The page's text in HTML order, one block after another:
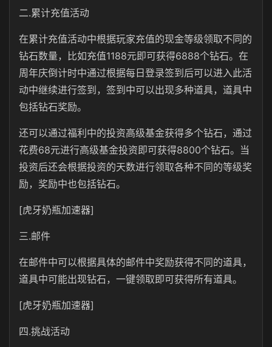
二.累计充值活动
在累计充值活动中根据玩家充值的现金等级领取不同的
钻石数量，比如充值1188元即可获得6888个钻石。在
周年庆倒计时中通过根据每日登录签到后可以进入此活
动中继续进行签到，签到中可以出现多种道具，道具中
包括钻石奖励。
还可以通过福利中的投资高级基金获得多个钻石，通过
花费68元进行高级基金投资即可获得8800个钻石。当
投资后还会根据投资的天数进行领取各种不同的等级奖
励，奖励中也包括钻石。
[虎牙奶瓶加速器]
三.邮件
在邮件中可以根据具体的邮件中奖励获得不同的道具，
道具中可能出现钻石，一键领取即可获得所有道具。
[虎牙奶瓶加速器]
四.挑战活动